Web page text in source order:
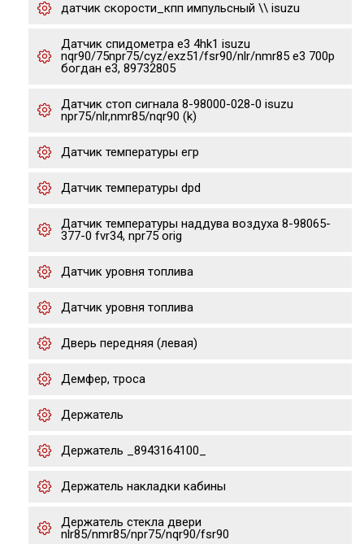
датчик скорости_кпп импульсный \\ isuzu
Датчик спидометра е3 4hk1 isuzu
nqr90/75npr75/cyz/exz51/fsr90/nlr/nmr85 e3 700p
богдан е3, 89732805
Датчик стоп сигнала 8-98000-028-0 isuzu
npr75/nlr,nmr85/nqr90 (k)
Датчик температуры егр
Датчик температуры dpd
Датчик температуры наддува воздуха 8-98065-
377-0 fvr34, npr75 orig
Датчик уровня топлива
Датчик уровня топлива
Дверь передняя (левая)
Демфер, троса
Держатель
Держатель _8943164100_
Держатель накладки кабины
Держатель стекла двери
nlr85/nmr85/npr75/nqr90/fsr90